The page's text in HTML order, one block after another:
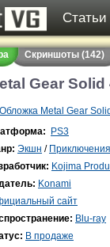
Статьи
Скриншоты (142)
Gear
PS3
Экшн / Приключения
Kojima
Konami
сайт
Blu-ray
В продаже